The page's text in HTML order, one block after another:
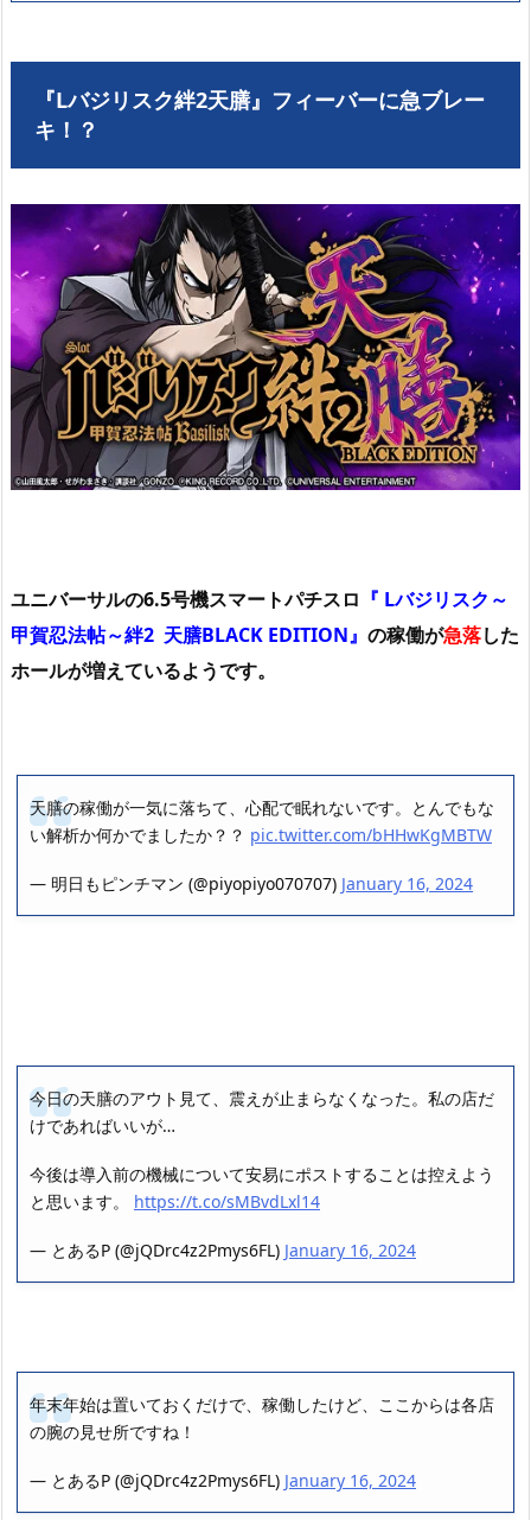
『Lバジリスク絆2天膳』フィーバーに急ブレー
キ！？
ユニバーサルの6.5号機スマートパチスロ 『 Lバジリスク～
甲賀忍法帖～絆2 天膳BLACK EDITION』 の稼働が急落した
ホールが増えているようです。
天膳の稼働が一気に落ちて、心配で眠れないです。とんでもな
い解析か何かでましたか？？ pic.twitter.com/bHHwKgMBTW
— 明日もピンチマン (@piyopiyo070707) January 16, 2024
今日の天膳のアウト見て、震えが止まらなくなった。私の店だ
けであればいいが…
今後は導入前の機械について安易にポストすることは控えよう
と思います。 https://t.co/sMBvdLxl14
— とあるP (@jQDrc4z2Pmys6FL) January 16, 2024
年末年始は置いておくだけで、稼働したけど、ここからは各店
の腕の見せ所ですね！
— とあるP (@jQDrc4z2Pmys6FL) January 16, 2024